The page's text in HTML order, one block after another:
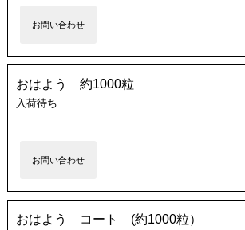
お問い合わせ
おはよう 約1000粒
入荷待ち
お問い合わせ
おはよう コート (約1000粒）